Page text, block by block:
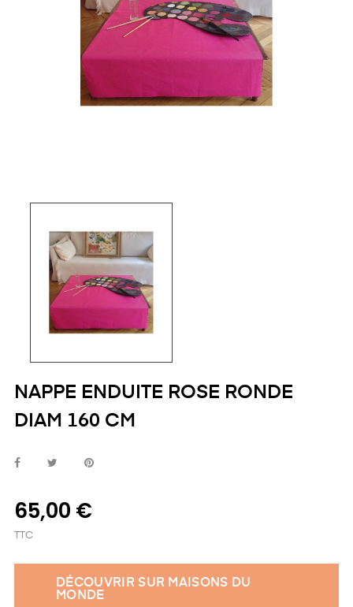
NAPPE ENDUITE ROSE RONDE
DIAM 160 CM
65,00 €
TTC
DÉCOUVRIR SUR MAISONS DU
MONDE